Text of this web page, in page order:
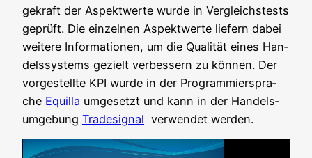
ge­kraft der Aspekt­wer­te wur­de in Ver­gleichs­tests
geprüft. Die ein­zel­nen Aspekt­wer­te lie­fern dabei
wei­te­re Infor­ma­tio­nen, um die Qua­li­tät eines Han­
dels­sys­tems gezielt ver­bes­sern zu kön­nen. Der
vor­ge­stell­te KPI wur­de in der Pro­gram­mier­spra­
che Equil­la umge­setzt und kann in der Han­del­s­
um­ge­bung Trade­si­gnal ver­wen­det werden.
Video-